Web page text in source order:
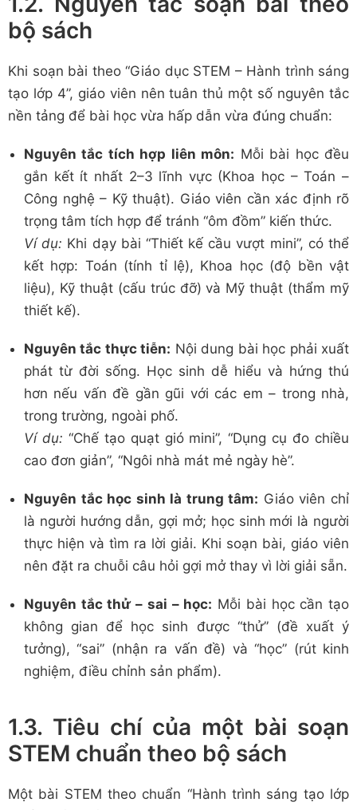
bộ sách
Khi soạn bài theo “Giáo dục STEM – Hành trình sáng
tạo lớp 4”, giáo viên nên tuân thủ một số nguyên tắc
nền tảng để bài học vừa hấp dẫn vừa đúng chuẩn:
Nguyên tắc tích hợp liên môn: Mỗi bài học đều
gắn kết ít nhất 2–3 lĩnh vực (Khoa học – Toán –
Công nghệ – Kỹ thuật). Giáo viên cần xác định rõ
trọng tâm tích hợp để tránh “ôm đồm” kiến thức.
Ví dụ: Khi dạy bài “Thiết kế cầu vượt mini”, có thể
kết hợp: Toán (tính tỉ lệ), Khoa học (độ bền vật
liệu), Kỹ thuật (cấu trúc đỡ) và Mỹ thuật (thẩm mỹ
thiết kế).
Nguyên tắc thực tiễn: Nội dung bài học phải xuất
phát từ đời sống. Học sinh dễ hiểu và hứng thú
hơn nếu vấn đề gần gũi với các em – trong nhà,
trong trường, ngoài phố.
Ví dụ: “Chế tạo quạt gió mini”, “Dụng cụ đo chiều
cao đơn giản”, “Ngôi nhà mát mẻ ngày hè”.
Nguyên tắc học sinh là trung tâm: Giáo viên chỉ
là người hướng dẫn, gợi mở; học sinh mới là người
thực hiện và tìm ra lời giải. Khi soạn bài, giáo viên
nên đặt ra chuỗi câu hỏi gợi mở thay vì lời giải sẵn.
Nguyên tắc thử – sai – học: Mỗi bài học cần tạo
không gian để học sinh được “thử” (đề xuất ý
tưởng), “sai” (nhận ra vấn đề) và “học” (rút kinh
nghiệm, điều chỉnh sản phẩm).
1.3. Tiêu chí của một bài soạn
STEM chuẩn theo bộ sách
Một bài STEM theo chuẩn “Hành trình sáng tạo lớp